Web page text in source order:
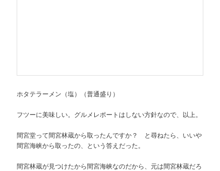
ホタテラーメン（塩）（普通盛り）
フツーに美味しい。グルメレポートはしない方針なので、以上。
間宮堂って間宮林蔵から取ったんですか？ と尋ねたら、いいや
間宮海峡から取ったの、という答えだった。
間宮林蔵が見つけたから間宮海峡なのだから、元は間宮林蔵だろ